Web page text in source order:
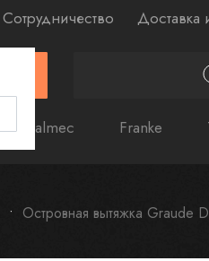
Сотрудничество Доставка
Falmec Franke
Островная вытяжка Graude